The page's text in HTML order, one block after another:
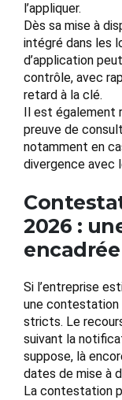
l’appliquer.
Dès sa mise à
intégré dans les
d’application
contrôle, avec
retard à la clé.
Il est également
preuve de
notamment en
divergence avec
2026 :
encadrée
Si l’entreprise
une contestation
stricts. Le
suivant la
suppose, là
dates de mise à
La contestation